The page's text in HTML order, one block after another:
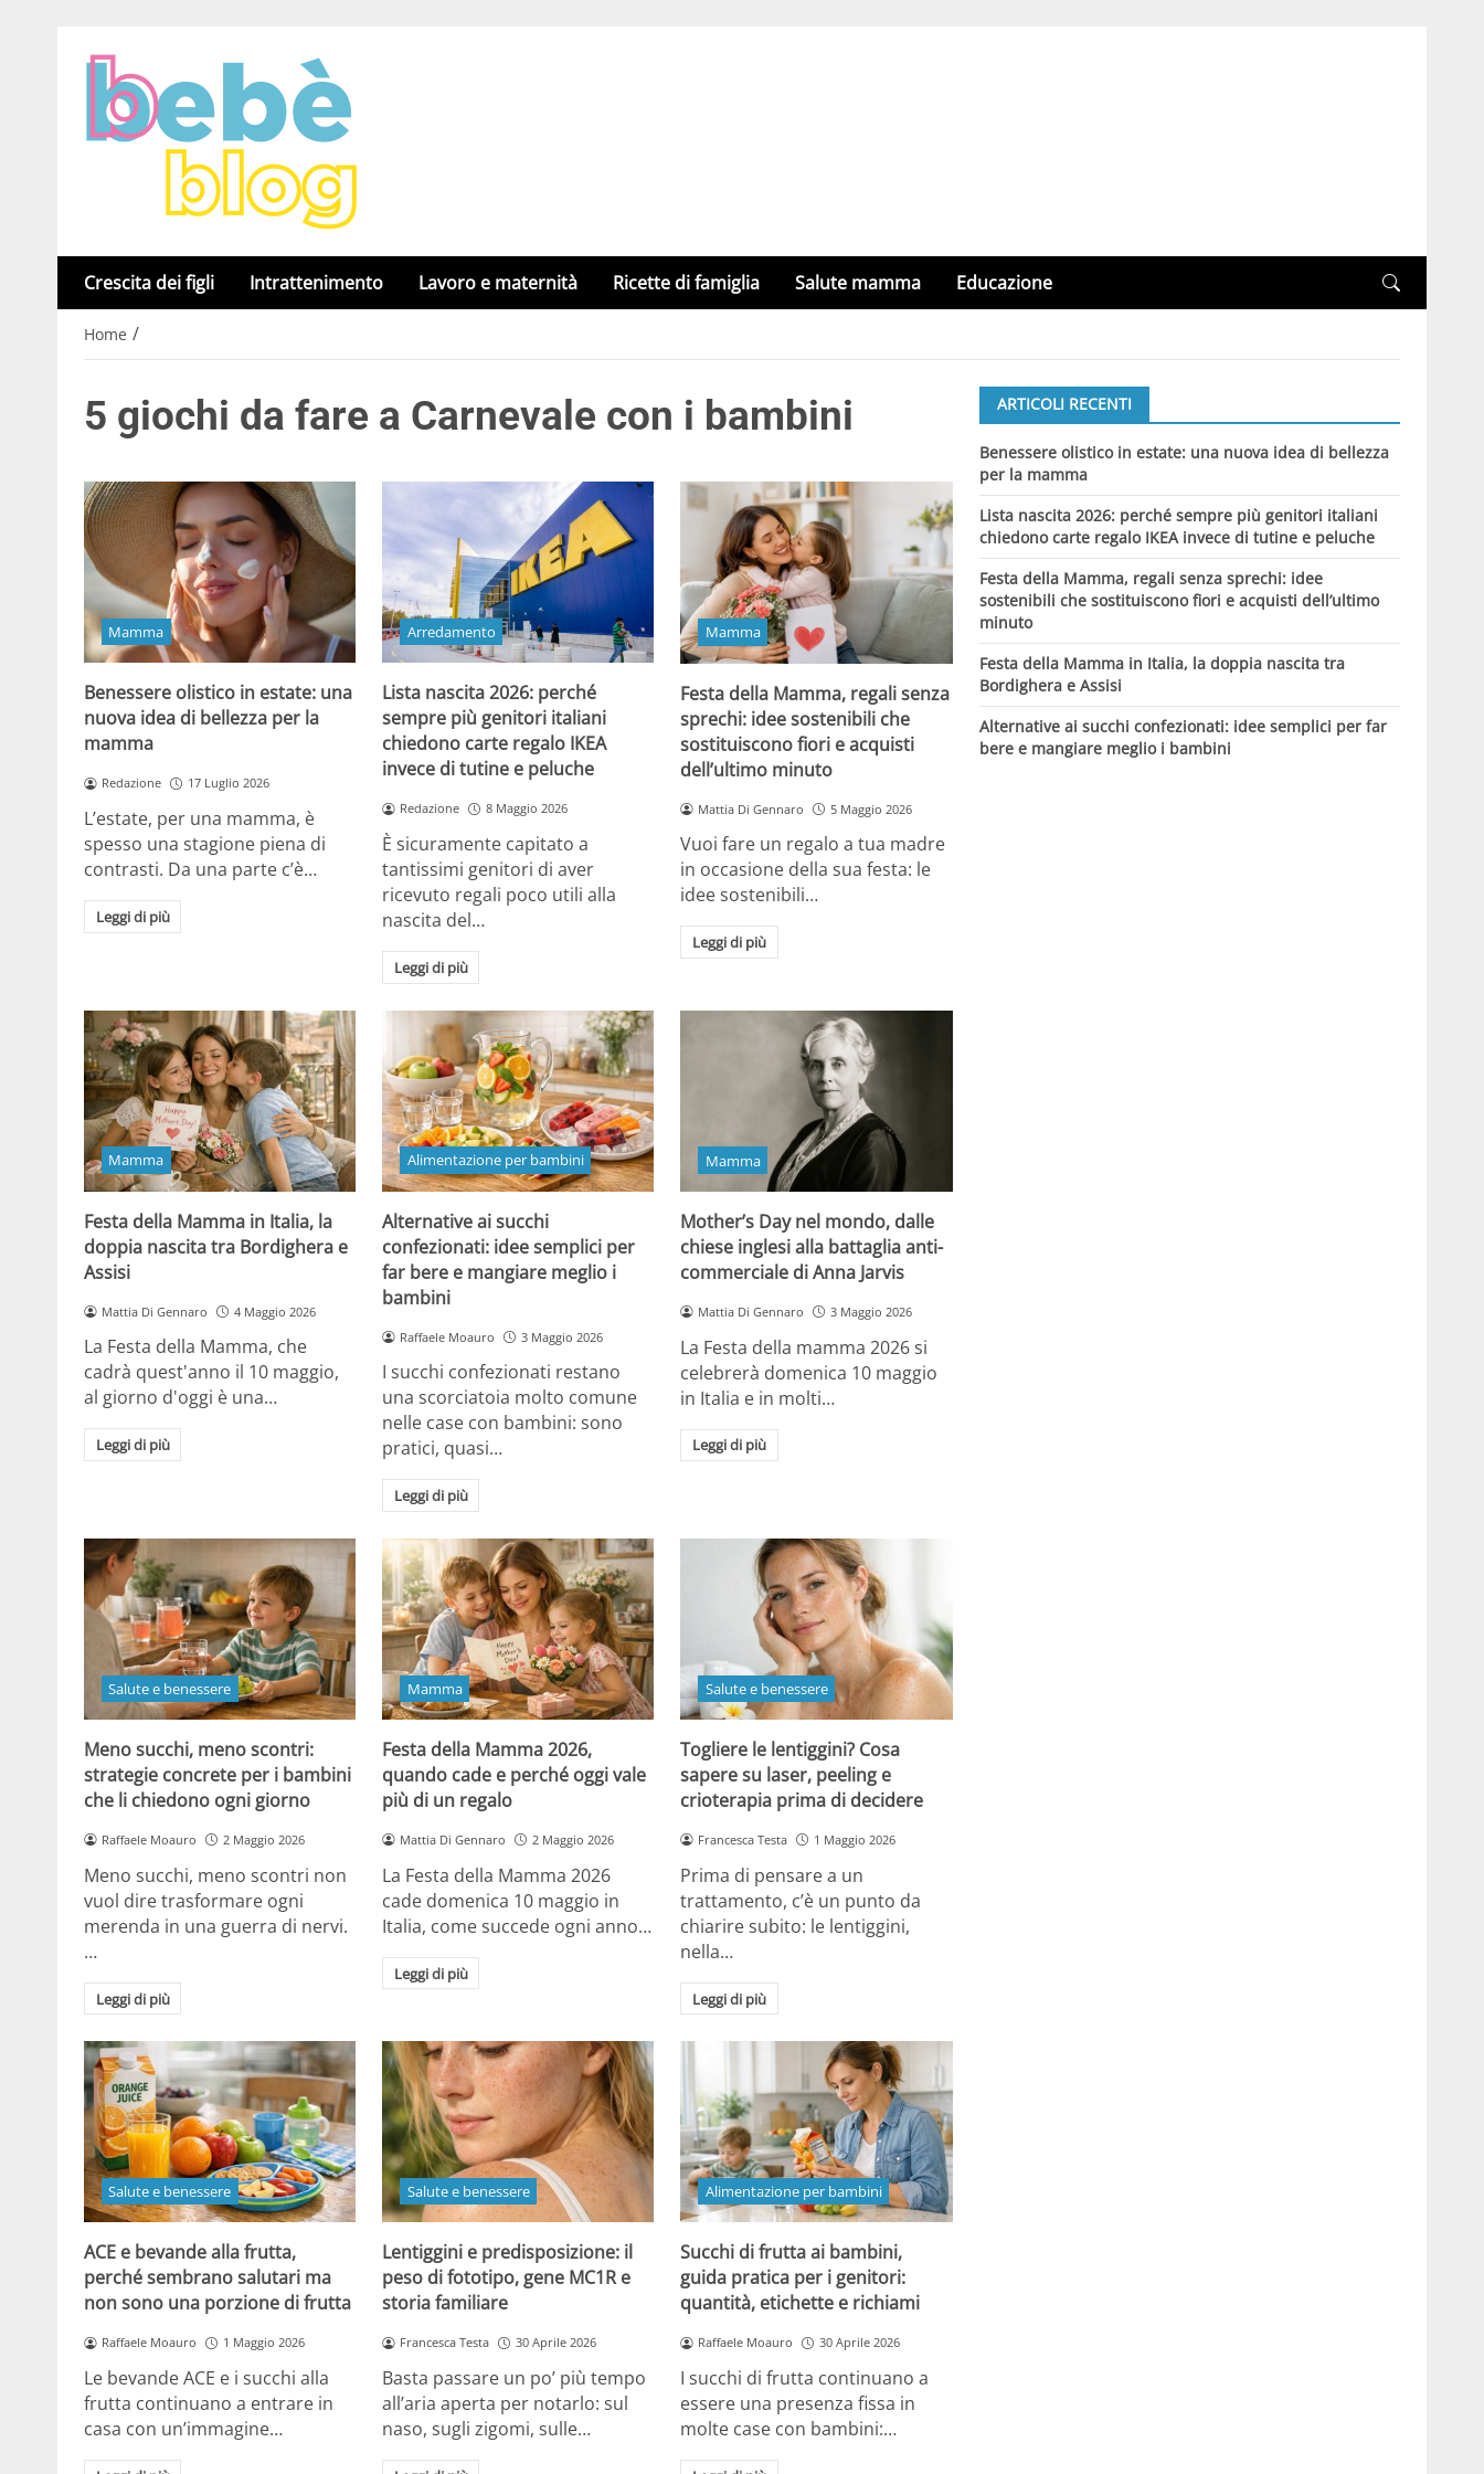
Crescita dei figli Intrattenimento Lavoro e maternità Ricette di famiglia Salute mamma Educazione
Home /
5 giochi da fare a Carnevale con i bambini
Mamma
Benessere olistico in estate: una
nuova idea di bellezza per la
mamma
Redazione 17 Luglio 2026
L’estate, per una mamma, è
spesso una stagione piena di
contrasti. Da una parte c’è…
Leggi di più
Arredamento
Lista nascita 2026: perché
sempre più genitori italiani
chiedono carte regalo IKEA
invece di tutine e peluche
Redazione 8 Maggio 2026
È sicuramente capitato a
tantissimi genitori di aver
ricevuto regali poco utili alla
nascita del…
Leggi di più
Mamma
Festa della Mamma, regali senza
sprechi: idee sostenibili che
sostituiscono fiori e acquisti
dell’ultimo minuto
Mattia Di Gennaro 5 Maggio 2026
Vuoi fare un regalo a tua madre
in occasione della sua festa: le
idee sostenibili…
Leggi di più
Mamma
Festa della Mamma in Italia, la
doppia nascita tra Bordighera e
Assisi
Mattia Di Gennaro 4 Maggio 2026
La Festa della Mamma, che
cadrà quest'anno il 10 maggio,
al giorno d'oggi è una…
Leggi di più
Alimentazione per bambini
Alternative ai succhi
confezionati: idee semplici per
far bere e mangiare meglio i
bambini
Raffaele Moauro 3 Maggio 2026
I succhi confezionati restano
una scorciatoia molto comune
nelle case con bambini: sono
pratici, quasi…
Leggi di più
Mamma
Mother’s Day nel mondo, dalle
chiese inglesi alla battaglia anti-
commerciale di Anna Jarvis
Mattia Di Gennaro 3 Maggio 2026
La Festa della mamma 2026 si
celebrerà domenica 10 maggio
in Italia e in molti…
Leggi di più
Salute e benessere
Meno succhi, meno scontri:
strategie concrete per i bambini
che li chiedono ogni giorno
Raffaele Moauro 2 Maggio 2026
Meno succhi, meno scontri non
vuol dire trasformare ogni
merenda in una guerra di nervi.
…
Leggi di più
Mamma
Festa della Mamma 2026,
quando cade e perché oggi vale
più di un regalo
Mattia Di Gennaro 2 Maggio 2026
La Festa della Mamma 2026
cade domenica 10 maggio in
Italia, come succede ogni anno…
Leggi di più
Salute e benessere
Togliere le lentiggini? Cosa
sapere su laser, peeling e
crioterapia prima di decidere
Francesca Testa 1 Maggio 2026
Prima di pensare a un
trattamento, c’è un punto da
chiarire subito: le lentiggini,
nella…
Leggi di più
Salute e benessere
ACE e bevande alla frutta,
perché sembrano salutari ma
non sono una porzione di frutta
Raffaele Moauro 1 Maggio 2026
Le bevande ACE e i succhi alla
frutta continuano a entrare in
casa con un’immagine…
Salute e benessere
Lentiggini e predisposizione: il
peso di fototipo, gene MC1R e
storia familiare
Francesca Testa 30 Aprile 2026
Basta passare un po’ più tempo
all’aria aperta per notarlo: sul
naso, sugli zigomi, sulle…
Alimentazione per bambini
Succhi di frutta ai bambini,
guida pratica per i genitori:
quantità, etichette e richiami
Raffaele Moauro 30 Aprile 2026
I succhi di frutta continuano a
essere una presenza fissa in
molte case con bambini:…
ARTICOLI RECENTI
Benessere olistico in estate: una nuova idea di bellezza
per la mamma
Lista nascita 2026: perché sempre più genitori italiani
chiedono carte regalo IKEA invece di tutine e peluche
Festa della Mamma, regali senza sprechi: idee
sostenibili che sostituiscono fiori e acquisti dell’ultimo
minuto
Festa della Mamma in Italia, la doppia nascita tra
Bordighera e Assisi
Alternative ai succhi confezionati: idee semplici per far
bere e mangiare meglio i bambini